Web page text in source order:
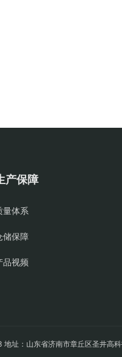
产保障
量体系
储保障
品视频
地址：山东省济南市章丘区圣井